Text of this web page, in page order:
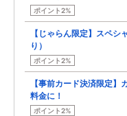
ポイント2%
【じゃらん限定】スペシ
り）
ポイント2%
【事前カード決済限定】
料金に！
ポイント2%